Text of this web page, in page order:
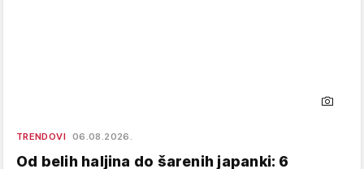
TRENDOVI 06.08.2026.
Od belih haljina do šarenih japanki: 6